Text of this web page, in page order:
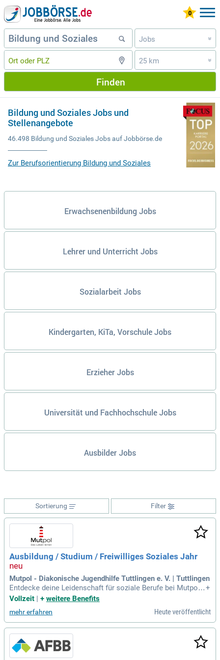
Jobs »
25 km »
Finden
Bildung und Soziales Jobs und
Stellenangebote
46.498 Bildung und Soziales Jobs auf Jobbörse.de
Zur Berufsorientierung Bildung und Soziales
Erwachsenenbildung Jobs
Lehrer und Unterricht Jobs
Sozialarbeit Jobs
Kindergarten, KiTa, Vorschule Jobs
Erzieher Jobs
Universität und Fachhochschule Jobs
Ausbilder Jobs
Filter
Sortierung
Ausbildung / Studium / Freiwilliges Soziales Jahr
Mutpol - Diakonische Jugendhilfe Tuttlingen e. V. | Tuttlingen
Entdecke deine Leidenschaft für soziale Berufe bei Mutpol,
der Diakonischen Jugendhilfe Tuttlingen e.V.! Wir bieten dir
engänge und die praxisintegrierte Ausbildung zum Erzieher.
Wenn du dich noch orientieren möchtest, starte mit einem F
reiwilligen Sozialen Jahr (FSJ) oder einem Bundesfreiwillige
ndienst (BFD). Du bringst Freude am Umgang mit Kindern un
d Jugendlichen in schwierigen Lebenslagen mit? Sei unser K
+
Vollzeit
+ weitere Benefits
mehr erfahren Heute veröffentlicht